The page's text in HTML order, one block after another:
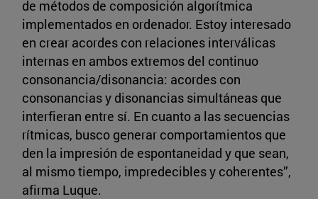
de métodos de composición algorítmica
implementados en ordenador. Estoy interesado
en crear acordes con relaciones interválicas
internas en ambos extremos del continuo
consonancia/disonancia: acordes con
consonancias y disonancias simultáneas que
interfieran entre sí. En cuanto a las secuencias
rítmicas, busco generar comportamientos que
den la impresión de espontaneidad y que sean,
al mismo tiempo, impredecibles y coherentes”,
afirma Luque.